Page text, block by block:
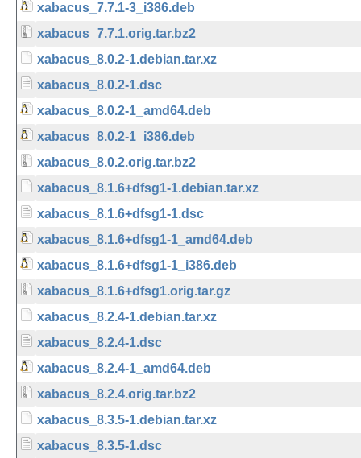
xabacus_7.7.1-3_i386.deb
xabacus_7.7.1.orig.tar.bz2
xabacus_8.0.2-1.debian.tar.xz
xabacus_8.0.2-1.dsc
xabacus_8.0.2-1_amd64.deb
xabacus_8.0.2-1_i386.deb
xabacus_8.0.2.orig.tar.bz2
xabacus_8.1.6+dfsg1-1.debian.tar.xz
xabacus_8.1.6+dfsg1-1.dsc
xabacus_8.1.6+dfsg1-1_amd64.deb
xabacus_8.1.6+dfsg1-1_i386.deb
xabacus_8.1.6+dfsg1.orig.tar.gz
xabacus_8.2.4-1.debian.tar.xz
xabacus_8.2.4-1.dsc
xabacus_8.2.4-1_amd64.deb
xabacus_8.2.4.orig.tar.bz2
xabacus_8.3.5-1.debian.tar.xz
xabacus_8.3.5-1.dsc